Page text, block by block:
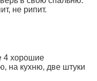
не рипит.
4 хорошие
на кухню, две штуки